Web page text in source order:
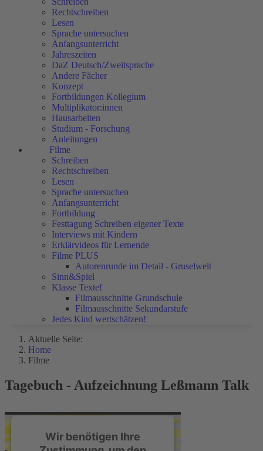
Rechtschreiben
Lesen
Sprache untersuchen
Anfangsunterricht
Jahreszeiten
DaZ Deutsch/Zweitsprache
Andere Fächer
Konzept
Fortbildungen Kollegium
Multiplikator:innen
Hausarbeiten
Studium - Forschung
Anleitungen
Filme
Schreiben
Rechtschreiben
Lesen
Sprache untersuchen
Anfangsunterricht
Fortbildung
Festtagung Schreiben eigener Texte
Interviews mit Kindern
Erklärvideos für Lernende
Filme PLUS
Autorenrunde im Detail - Gruselwelt
Sinn&Spiel
Klasse Texte!
Filmausschnitte Grundschule
Filmausschnitte Sekundarstufe
Jedes Kind wertschätzen!
Aktuelle Seite:
Home
Filme
Tagebuch - Aufzeichnung Leßmann Talk
Wir benötigen Ihre